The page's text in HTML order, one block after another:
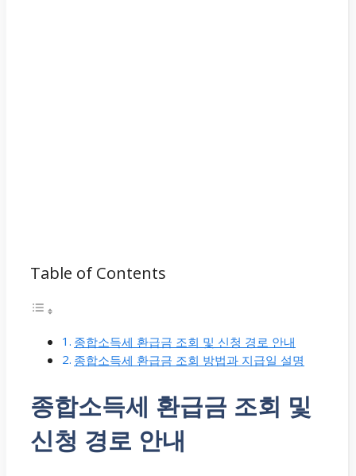
Table of Contents
종합소득세 환급금 조회 및 신청 경로 안내
종합소득세 환급금 조회 방법과 지급일 설명
종합소득세 환급금 조회 및
신청 경로 안내